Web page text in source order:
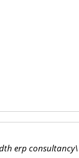
erp